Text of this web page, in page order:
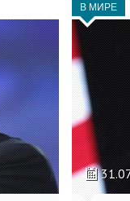
В МИРЕ